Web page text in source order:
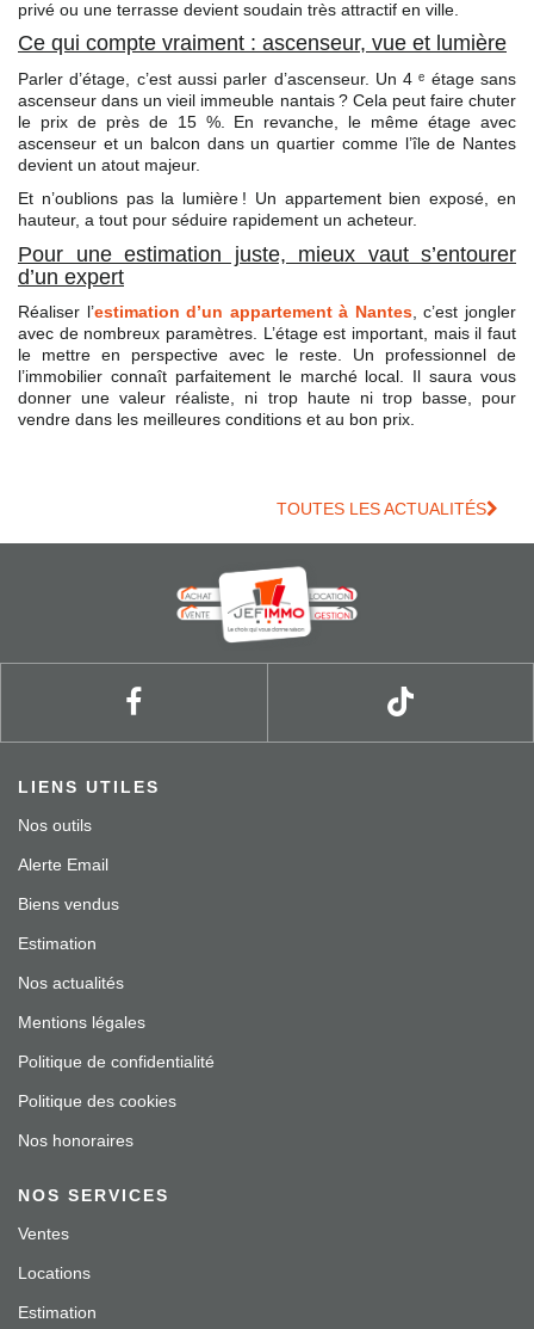
privé ou une terrasse devient soudain très attractif en ville.
Ce qui compte vraiment : ascenseur, vue et lumière
Parler d’étage, c’est aussi parler d’ascenseur. Un 4 ᵉ étage sans
ascenseur dans un vieil immeuble nantais ? Cela peut faire chuter
le prix de près de 15 %. En revanche, le même étage avec
ascenseur et un balcon dans un quartier comme l’île de Nantes
devient un atout majeur.
Et n’oublions pas la lumière ! Un appartement bien exposé, en
hauteur, a tout pour séduire rapidement un acheteur.
Pour une estimation juste, mieux vaut s’entourer
d’un expert
Réaliser l’estimation d’un appartement à Nantes, c’est jongler
avec de nombreux paramètres. L’étage est important, mais il faut
le mettre en perspective avec le reste. Un professionnel de
l’immobilier connaît parfaitement le marché local. Il saura vous
donner une valeur réaliste, ni trop haute ni trop basse, pour
vendre dans les meilleures conditions et au bon prix.
TOUTES LES ACTUALITÉS
LIENS UTILES
Nos outils
Alerte Email
Biens vendus
Estimation
Nos actualités
Mentions légales
Politique de confidentialité
Politique des cookies
Nos honoraires
NOS SERVICES
Ventes
Locations
Estimation